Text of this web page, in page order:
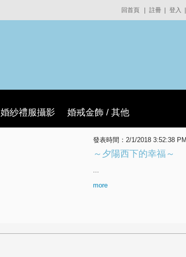
回首頁 註冊 登入
婚紗禮服攝影 婚戒金飾 / 其他
發表時間：2/1/2018 3:52:38
～夕陽西下的幸福～
...
more